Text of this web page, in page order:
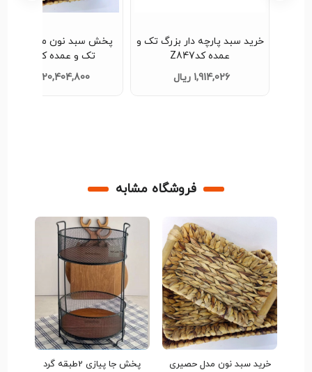
خرید سبد پارچه دار بزرگ تک و
عمده کدZ847
1,914,026 ریال
پخش سبد نون مدل
تک و عمده کدZ394
20,404,800 ریال
فروشگاه مشابه
خرید سبد نون مدل حصیری
پخش جا پیازی 2طبقه گرد